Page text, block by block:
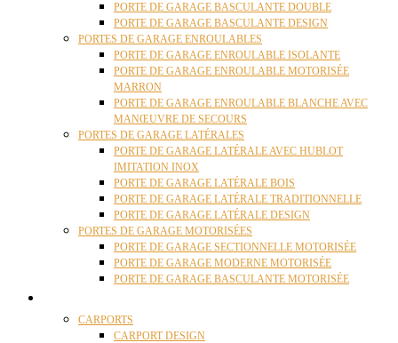
PORTE DE GARAGE BASCULANTE DOUBLE
PORTE DE GARAGE BASCULANTE DESIGN
PORTES DE GARAGE ENROULABLES
PORTE DE GARAGE ENROULABLE ISOLANTE
PORTE DE GARAGE ENROULABLE MOTORISÉE
MARRON
PORTE DE GARAGE ENROULABLE BLANCHE AVEC
MANŒUVRE DE SECOURS
PORTES DE GARAGE LATÉRALES
PORTE DE GARAGE LATÉRALE AVEC HUBLOT
IMITATION INOX
PORTE DE GARAGE LATÉRALE BOIS
PORTE DE GARAGE LATÉRALE TRADITIONNELLE
PORTE DE GARAGE LATÉRALE DESIGN
PORTES DE GARAGE MOTORISÉES
PORTE DE GARAGE SECTIONNELLE MOTORISÉE
PORTE DE GARAGE MODERNE MOTORISÉE
PORTE DE GARAGE BASCULANTE MOTORISÉE
CARPORTS
CARPORT DESIGN